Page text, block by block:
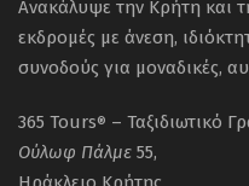
Ανακάλυψε την Κρήτη και
εκδρομές με άνεση,
συνοδούς για μοναδικές,
365 Tours® – Ταξιδιωτικό
Ούλωφ Πάλμε 55,